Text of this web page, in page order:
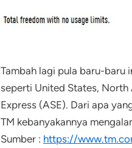
Tambah lagi pula baru-baru
seperti United States, North
Express (ASE). Dari apa
TM kebanyakannya
Sumber : https://